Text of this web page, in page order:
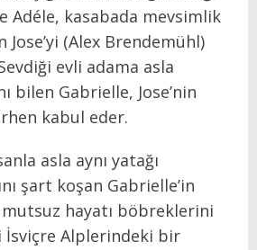
Adéle, kasabada mevsimlik
Jose’yi (Alex Brendemühl)
evli adama asla
bilen Gabrielle, Jose’nin
kabul eder.
asla aynı yatağı
şart koşan Gabrielle’in
mutsuz hayatı böbreklerini
Alplerindeki bir